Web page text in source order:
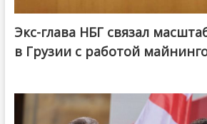
Экс-глава НБГ связал
в Грузии с работой